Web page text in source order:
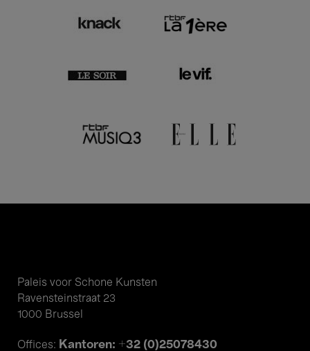
Paleis voor Schone Kunsten
Ravensteinstraat 23
1000 Brussel
Offices: Kantoren: +32 (0)25078430